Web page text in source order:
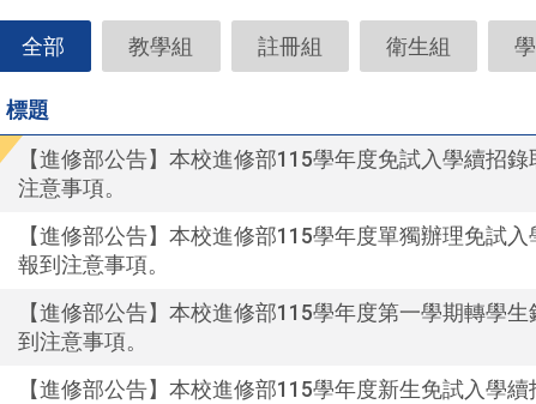
標
題、
關
字
後
Enter
詢
全部 教學組 註冊組 衛生組
標題
【進修部公告】本校進修部115學年度免試入學續招錄
注意事項。
【進修部公告】本校進修部115學年度單獨辦理免試
報到注意事項。
【進修部公告】本校進修部115學年度第一學期轉學
到注意事項。
【進修部公告】本校進修部115學年度新生免試入學